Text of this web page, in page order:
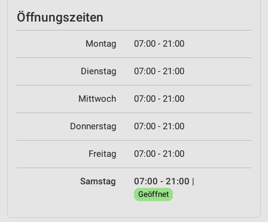
Öffnungszeiten
Montag 07:00 - 21:00
Dienstag 07:00 - 21:00
Mittwoch 07:00 - 21:00
Donnerstag 07:00 - 21:00
Freitag 07:00 - 21:00
Samstag 07:00 - 21:00 |
Geöffnet